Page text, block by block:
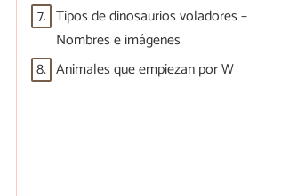
7. Tipos de dinosaurios voladores –
Nombres e imágenes
8. Animales que empiezan por W